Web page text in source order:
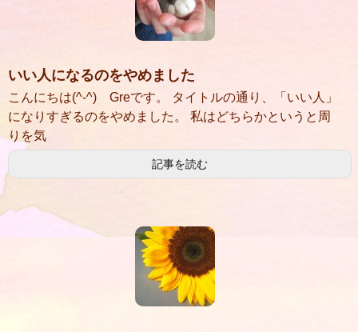
いい人になるのをやめました
こんにちは(^-^) Greです。 タイトルの通り、「いい人」
になりすぎるのをやめました。 私はどちらかというと周
りを気
記事を読む